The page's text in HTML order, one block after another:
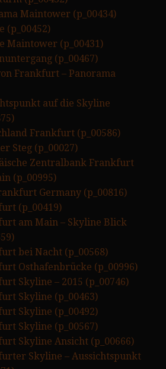
Maintower (p_00434)
(p_00452)
Maintower (p_00431)
(p_00467)
Frankfurt – Panorama
auf die Skyline
Frankfurt (p_00586)
Steg (p_00027)
Zentralbank Frankfurt
(p_00995)
Germany (p_00816)
(p_00419)
am Main – Skyline Blick
bei Nacht (p_00568)
Osthafenbrücke (p_00996)
Skyline – 2015 (p_00746)
Skyline (p_00463)
Skyline (p_00492)
Skyline (p_00567)
Skyline Ansicht (p_00666)
Skyline – Aussichtspunkt